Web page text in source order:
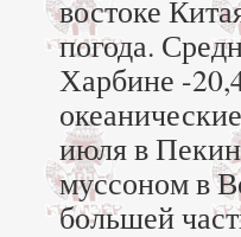
востоке
погода.
Харбине -
июля в
муссоном в
большей